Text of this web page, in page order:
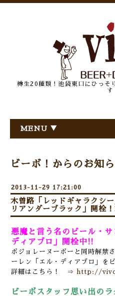
樽生20種類！池袋東口にひっそ
す
MENU ▼
ビーボ！からのお知ら
2013-11-29 17:21:00
木曽路「レッドギャラクシ
リアンダーブラック」開栓
悪魔と言う名のビール・サ
ディアブロ」開栓中!!
ボジョレーヌーボーと同時解禁
ーレン「エル・ディアブロ」を
詳細はこちら！ ⇒
http://
ビーボスタッフ思い出の